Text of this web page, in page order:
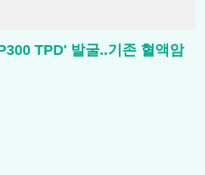
TPD' 발굴..기존 혈액암